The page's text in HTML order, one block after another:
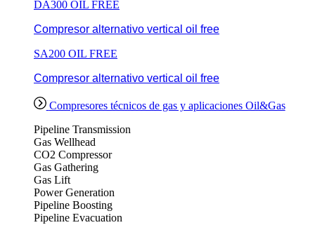
DA300 OIL FREE
Compresor alternativo vertical oil free
SA200 OIL FREE
Compresor alternativo vertical oil free
Compresores técnicos de gas y aplicaciones Oil&Gas
Pipeline Transmission
Gas Wellhead
CO2 Compressor
Gas Gathering
Gas Lift
Power Generation
Pipeline Boosting
Pipeline Evacuation